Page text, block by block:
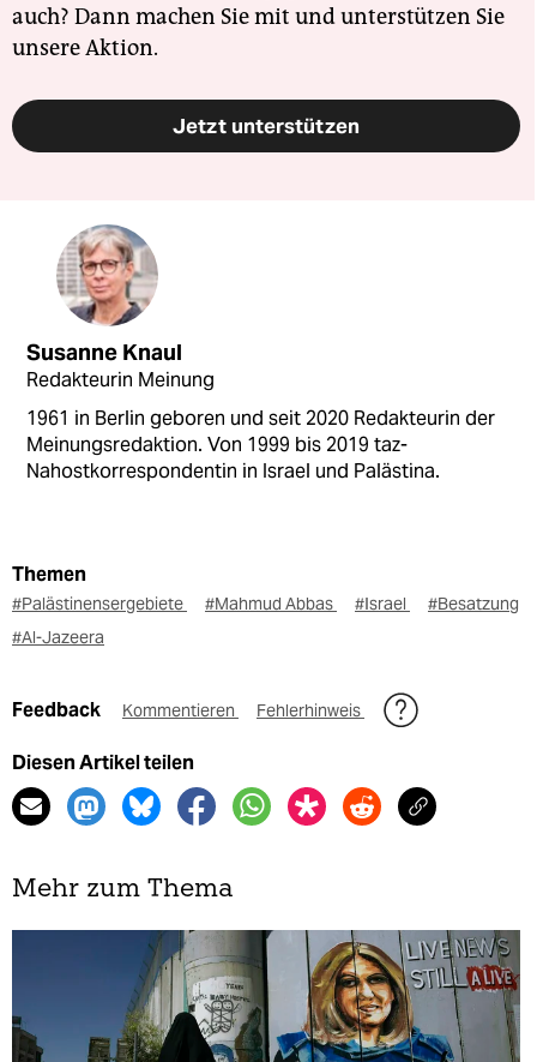
auch? Dann machen Sie mit und unterstützen Sie
unsere Aktion.
Jetzt unterstützen
Susanne Knaul
Redakteurin Meinung
1961 in Berlin geboren und seit 2020 Redakteurin der
Meinungsredaktion. Von 1999 bis 2019 taz-
Nahostkorrespondentin in Israel und Palästina.
Themen
#Palästinensergebiete #Mahmud Abbas #Israel
#Besatzung
#Al-Jazeera
Feedback Kommentieren Fehlerhinweis
Diesen Artikel teilen
Mehr zum Thema